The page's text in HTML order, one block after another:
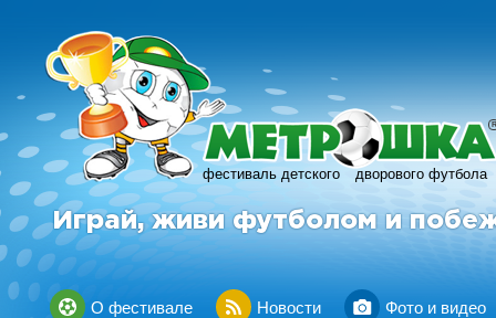
фестиваль детского дворового футбола
R
Играй, живи футболом и
О фестивале Новости Фото и видео